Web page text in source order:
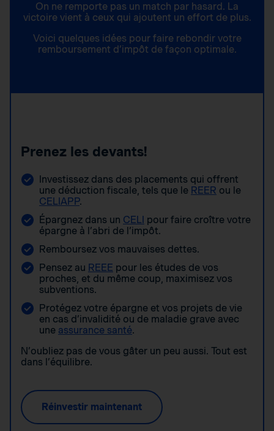
On ne remporte pas un match par hasard. La
victoire vient à ceux qui ajoutent un effort de plus.
Voici quelques idées pour faire rebondir votre
remboursement d’impôt de façon optimale.
Prenez les devants!
Investissez dans des placements qui offrent
une déduction fiscale, tels que le REER ou le
CELIAPP.
Épargnez dans un CELI pour faire croître votre
épargne à l’abri de l’impôt.
Remboursez vos mauvaises dettes.
Pensez au REEE pour les études de vos
proches, et du même coup, maximisez vos
subventions.
Protégez votre épargne et vos projets de vie
en cas d’invalidité ou de maladie grave avec
une assurance santé.
N’oubliez pas de vous gâter un peu aussi. Tout est
dans l’équilibre.
Réinvestir maintenant